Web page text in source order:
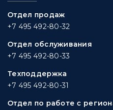
Отдел продаж
+7 495 492-80-32
Отдел обслуживания
+7 495 492-80-33
Техподдержка
+7 495 492-80-31
Отдел по работе с